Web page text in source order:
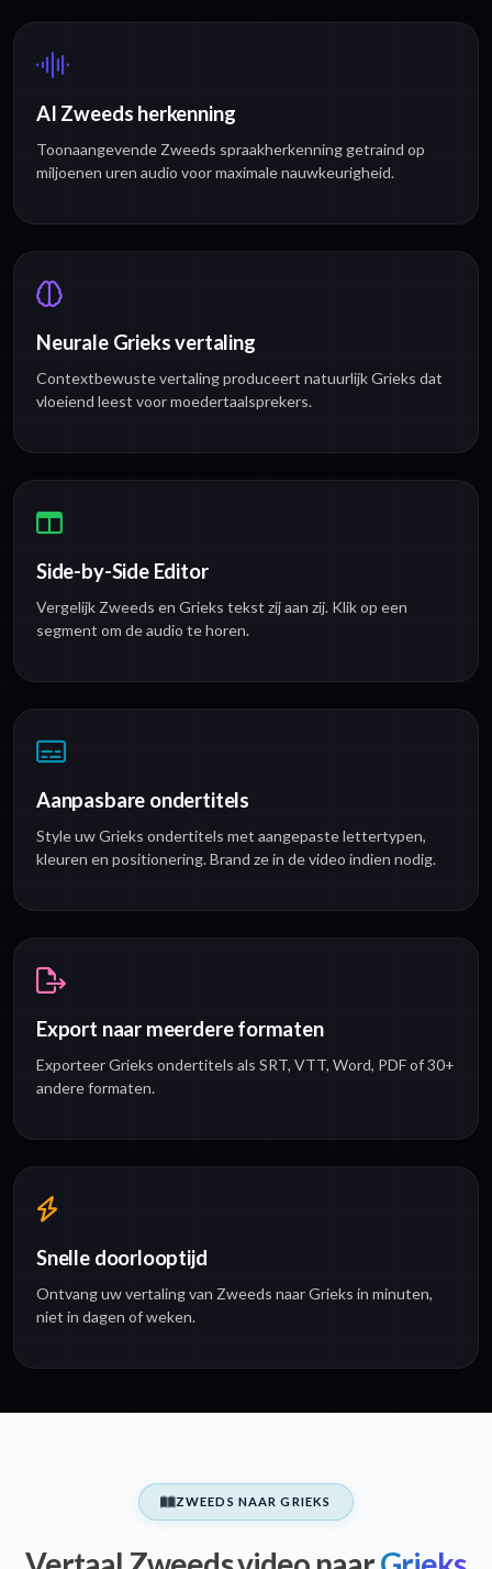
AI Zweeds herkenning
Toonaangevende Zweeds spraakherkenning getraind op
miljoenen uren audio voor maximale nauwkeurigheid.
Neurale Grieks vertaling
Contextbewuste vertaling produceert natuurlijk Grieks dat
vloeiend leest voor moedertaalsprekers.
Side-by-Side Editor
Vergelijk Zweeds en Grieks tekst zij aan zij. Klik op een
segment om de audio te horen.
Aanpasbare ondertitels
Style uw Grieks ondertitels met aangepaste lettertypen,
kleuren en positionering. Brand ze in de video indien nodig.
Export naar meerdere formaten
Exporteer Grieks ondertitels als SRT, VTT, Word, PDF of 30+
andere formaten.
Snelle doorlooptijd
Ontvang uw vertaling van Zweeds naar Grieks in minuten,
niet in dagen of weken.
ZWEEDS NAAR GRIEKS